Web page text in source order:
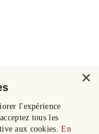
×
l'expérience
tous les
aux cookies.En